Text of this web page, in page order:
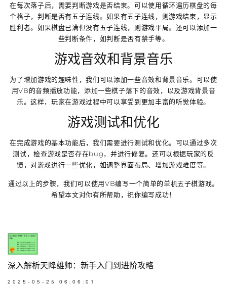
在每次落子后，需要判断游戏是否结束。可以使用循环遍历棋盘的每
个格子，判断是否有五子连线。如果有五子连线，则游戏结束，显示
胜利者。如果棋盘已满但没有五子连线，则游戏平局。还可以添加一
些判断条件，如判断是否有禁手等。
游戏音效和背景音乐
为了增加游戏的趣味性，我们可以添加一些音效和背景音乐。可以使
用VB的音频播放功能，添加一些棋子落下的音效，以及游戏背景音
乐。这样，玩家在游戏过程中可以享受到更加丰富的听觉体验。
游戏测试和优化
在完成游戏的基本功能后，我们需要进行测试和优化。可以通过多次
测试，检查游戏是否存在bug，并进行修复。还可以根据玩家的反
馈，对游戏进行一些优化，如调整界面布局、增加游戏难度等。
通过以上的步骤，我们可以使用VB编写一个简单的单机五子棋游戏。
希望本文对你有所帮助，祝你编写成功！
深入解析天降雄师：新手入门到进阶攻略
2025-05-25 06:06:01